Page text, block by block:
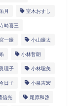
月 室木おすし
崎喜三
一慶 小山慶太
小林哲朗
理子 小林聡美
日子 小泉吉宏
信光 尾原和啓